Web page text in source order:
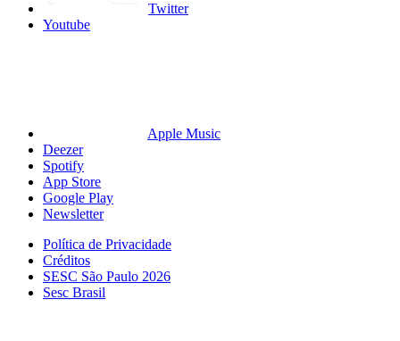
Twitter
Youtube
Apple Music
Deezer
Spotify
App Store
Google Play
Newsletter
Política de Privacidade
Créditos
SESC São Paulo 2026
Sesc Brasil